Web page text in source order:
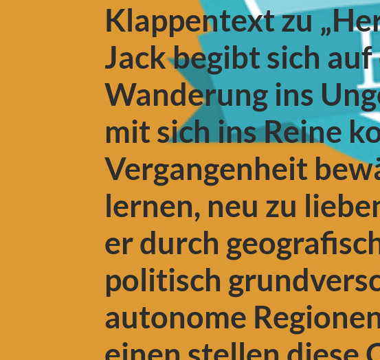
Klappentext zu
Jack begibt sich
Wanderung ins
mit sich ins Reine
Vergangenheit
lernen, neu zu
er durch
politisch
autonome